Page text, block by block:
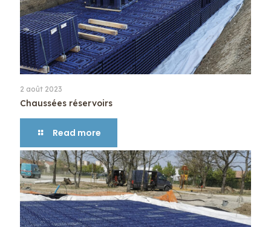
2 août 2023
Chaussées réservoirs
Read more